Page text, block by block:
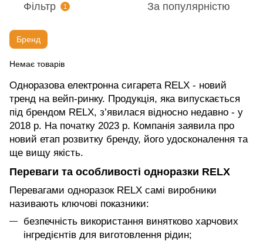
Фільтр 1 За популярністю
Бренд
Немає товарів
Одноразова електронна сигарета RELX - новий
тренд на вейп-ринку. Продукція, яка випускається
під брендом RELX, з’явилася відносно недавно - у
2018 р. На початку 2023 р. Компанія заявила про
новий етап розвитку бренду, його удосконалення та
ще вищу якість.
Переваги та особливості одноразки RELX
Перевагами одноразок RELX самі виробники
називають ключові показники:
безпечність використання винятково харчових
інгредієнтів для виготовлення рідин;